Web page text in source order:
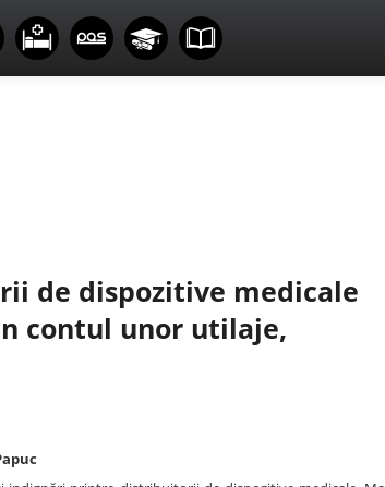
de dispozitive medicale
contul unor utilaje,